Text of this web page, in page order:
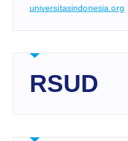
universitasindonesia.org
RSUD